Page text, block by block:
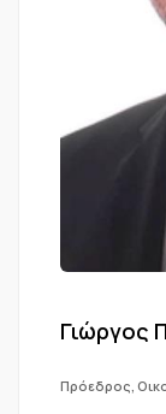
Γιώργος
Πρόεδρος,